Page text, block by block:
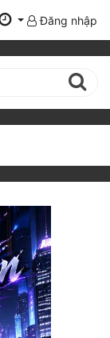
Đăng nhập